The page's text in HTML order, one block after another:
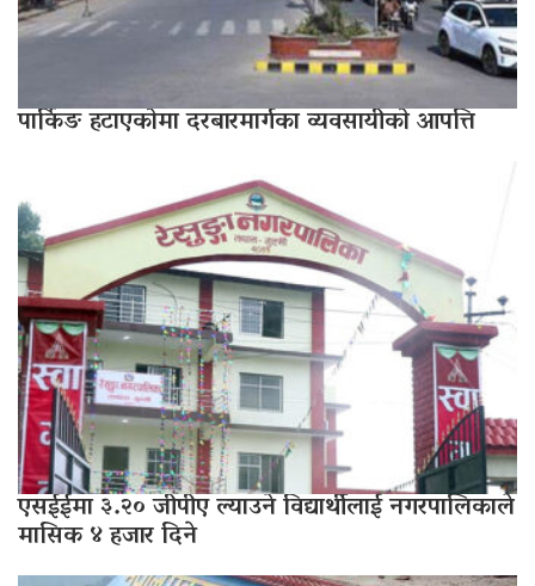
पार्किङ हटाएकोमा दरबारमार्गका व्यवसायीको आपत्ति
एसईईमा ३.२० जीपीए ल्याउने विद्यार्थीलाई नगरपालिकाले
मासिक ४ हजार दिने